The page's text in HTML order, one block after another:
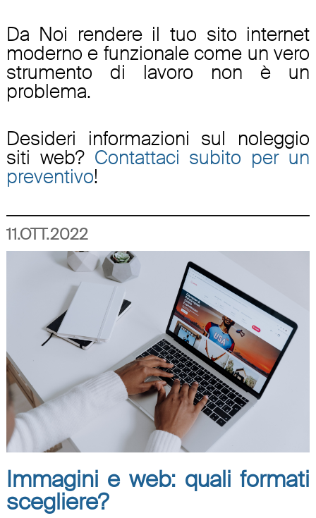
Da Noi rendere il tuo sito internet
moderno e funzionale come un vero
strumento di lavoro non è un
problema.
Desideri informazioni sul noleggio
siti web? Contattaci subito per un
preventivo!
11.OTT.2022
Immagini e web: quali formati
scegliere?